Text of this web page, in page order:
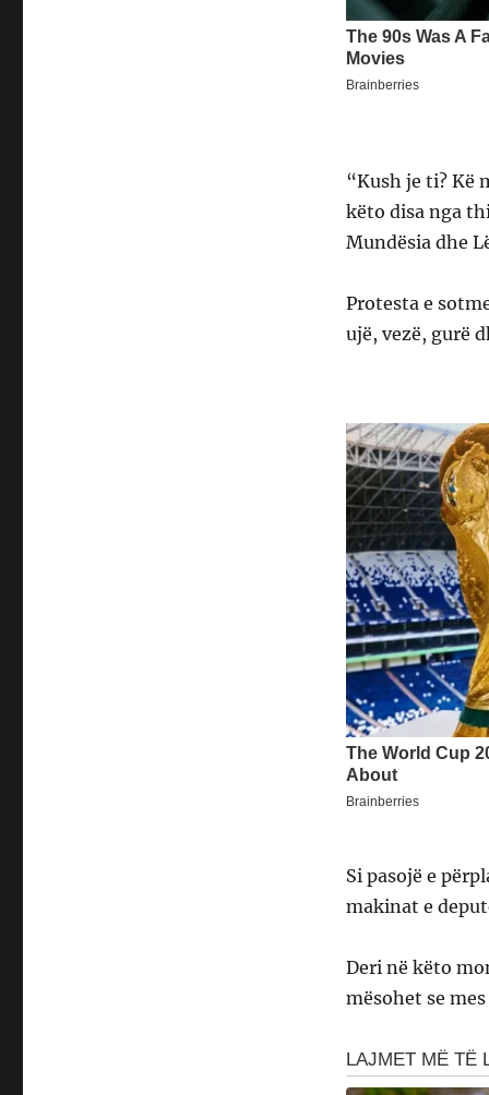
“Kush je ti? Kë
këto disa nga
Mundësia dhe
Protesta e
ujë, vezë, gurë
Si pasojë e
makinat e
Deri në këto
mësohet se